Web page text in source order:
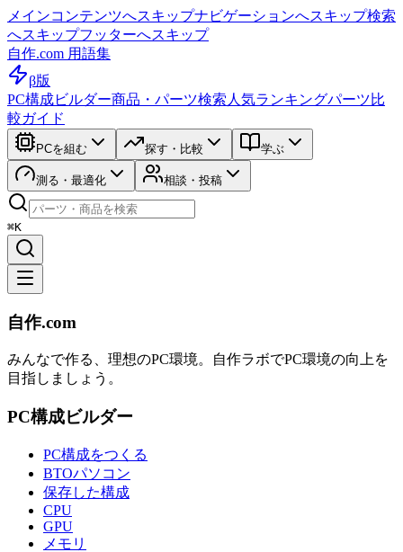
メインコンテンツへスキップナビゲーションへスキップ検索
へスキップフッターへスキップ
自作.com 用語集
β版
PC構成ビルダー商品・パーツ検索 人気ランキングパーツ比
較ガイド
PCを組む 探す・比較 学ぶ
測る・最適化 相談・投稿
⌘K
自作.com
みんなで作る、理想のPC環境。 自作ラボでPC環境の向上を
目指しましょう。
PC構成ビルダー
PC構成をつくる
BTOパソコン
保存した構成
CPU
GPU
メモリ